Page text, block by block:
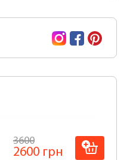
InstagramFacebook
3600
2600 грн